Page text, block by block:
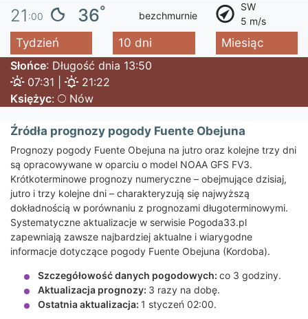
21 :00 36° bezchmurnie
SW
5 m/s
Tydzień 10 dni
Miesiąc
Słońce: Długość dnia 13:50
07:31 |
21:22
Księżyc: Nów
Źródła prognozy pogody Fuente Obejuna
Prognozy pogody Fuente Obejuna na jutro oraz kolejne trzy dni
są opracowywane w oparciu o model NOAA GFS FV3.
Krótkoterminowe prognozy numeryczne – obejmujące dzisiaj,
jutro i trzy kolejne dni – charakteryzują się najwyższą
dokładnością w porównaniu z prognozami długoterminowymi.
Systematyczne aktualizacje w serwisie Pogoda33.pl
zapewniają zawsze najbardziej aktualne i wiarygodne
informacje dotyczące pogody Fuente Obejuna (Kordoba).
Szczegółowość danych pogodowych: co 3 godziny.
Aktualizacja prognozy: 3 razy na dobę.
Ostatnia aktualizacja: 1 styczeń 02:00.